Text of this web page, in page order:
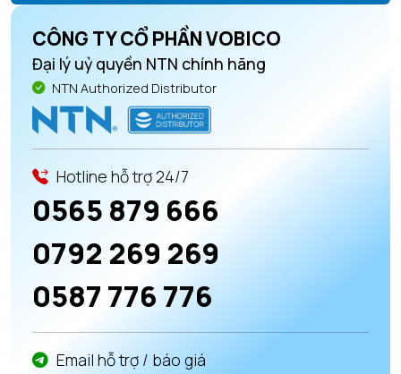
CÔNG TY CỔ PHẦN VOBICO
Đại lý uỷ quyền NTN chính hãng
NTN Authorized Distributor
Hotline hỗ trợ 24/7
0565 879 666
0792 269 269
0587 776 776
Email hỗ trợ / báo giá